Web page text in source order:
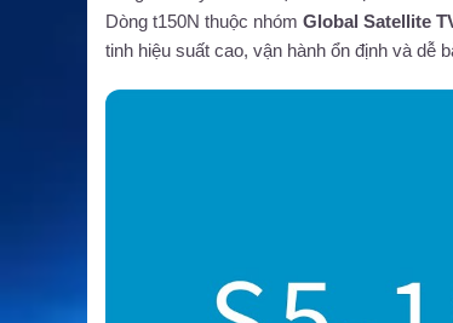
Dòng t150N thuộc nhóm Global Satellite
tinh hiệu suất cao, vận hành ổn định và dễ